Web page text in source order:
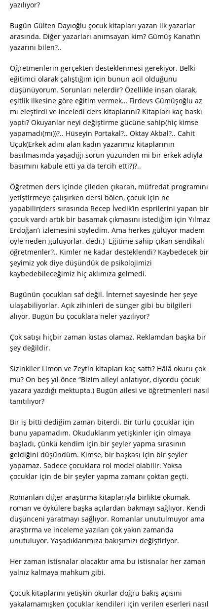
yazılıyor?
Bugün Gülten Dayıoğlu çocuk kitapları yazan ilk yazarlar
arasında. Diğer yazarları anımsayan kim? Gümüş Kanat’ın
yazarını bilen?..
Öğretmenlerin gerçekten desteklenmesi gerekiyor. Belki
eğitimci olarak çalıştığım için bunun acil olduğunu
düşünüyorum. Sorunları nelerdir? Özellikle insan olarak,
eşitlik ilkesine göre eğitim vermek… Firdevs Gümüşoğlu az
mı eleştirdi ve inceledi ders kitaplarını? Kitapları kaç baskı
yaptı? Okuyanlar neyi değiştirme gücüne sahip(hiç kimse
yapamadı(mı))?.. Hüseyin Portakal?.. Oktay Akbal?.. Cahit
Uçuk(Erkek adını alan kadın yazarımız kitaplarının
basılmasında yaşadığı sorun yüzünden mi bir erkek adıyla
basımını kabule etti ya da tercih etti?)?..
Öğretmen ders içinde çileden çıkaran, müfredat programını
yetiştirmeye çalışırken dersi bölen, çocuk için ne
yapabilir(ders sırasında Recep İvedik’in esprilerini yapan bir
çocuk vardı artık bir basamak çıkmasını istediğim için Yılmaz
Erdoğan’ı izlemesini söyledim. Ama herkes gülüyor madem
öyle neden gülüyorlar, dedi.) Eğitime sahip çıkan sendikalı
öğretmenler?.. Kimler ne kadar desteklendi? Kaybedecek bir
şeyimiz yok diye düşündük de psikolojimizi
kaybedebileceğimiz hiç aklımıza gelmedi.
Bugünün çocukları saf değil. İnternet sayesinde her şeye
ulaşabiliyorlar. Açık zihinleri de sünger gibi bu bilgileri
alıyor. Bugün bu çocuklara neler yazılıyor?
Çok satışı hiçbir zaman kıstas olamaz. Reklamdan başka bir
şey değildir.
Sizinkiler Limon ve Zeytin kitapları kaç sattı? Hâlâ okuru çok
mu? On beş yıl önce “Bizim aileyi anlatıyor, diyordu çocuk
yazara yazdığı mektupta.) Bugün ailesi ve öğretmenleri nasıl
tanıtılıyor?
Bir iş bitti dediğim zaman biterdi. Bir türlü çocuklar için
bunu yapamadım. Okuduklarım yetişkinler için olmaya
başladı, çünkü kendim için bir şeyler yapma sırasının
geldiğini düşündüm. Kimse, bir başkası için bir şeyler
yapamaz. Sadece çocuklara rol model olabilir. Yoksa
çocuklar için de bir şeyler yapma zamanı çoktan geçti.
Romanları diğer araştırma kitaplarıyla birlikte okumak,
roman ve öykülere başka açılardan bakmayı sağlıyor. Kendi
düşünceni yaratmayı sağlıyor. Romanlar unutulmuyor ama
araştırma ve inceleme yazıları çok yakın zamanda
unutuluyor. Yaşadıklarımıza bakışımızı değiştiriyor.
Her zaman istisnalar olacaktır ama bu istisnalar her zaman
yalnız kalmaya mahkum gibi.
Çocuk kitaplarını yetişkin okurlar doğru bakış açısını
yakalamamışken çocuklar kendileri için verilen eserleri nasıl